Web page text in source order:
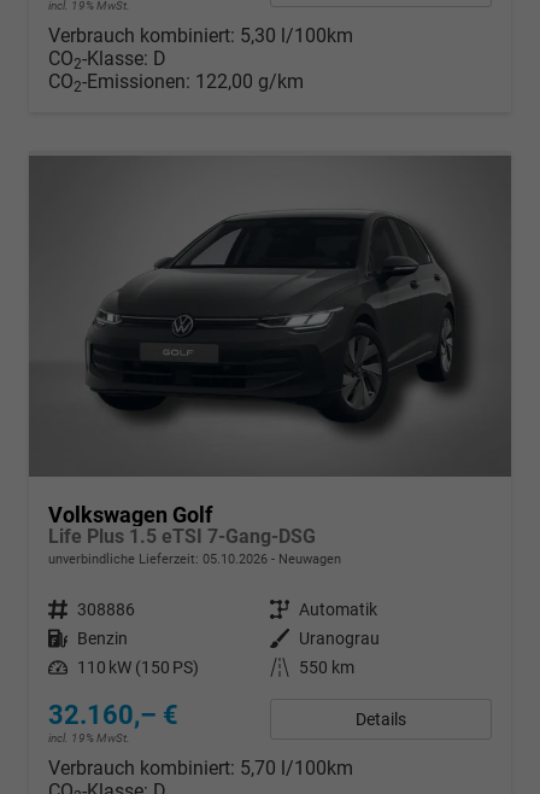
incl. 19% MwSt.
Verbrauch kombiniert: 5,30 l/100km
CO2-Klasse: D
CO2-Emissionen: 122,00 g/km
Volkswagen Golf
Life Plus 1.5 eTSI 7-Gang-DSG
unverbindliche Lieferzeit: 05.10.2026 Neuwagen
Fahrzeugnr. 308886 Getriebe Automatik
Kraftstoff Benzin Außenfarbe
Uranograu
Leistung 110 kW (150 PS) Kilometerstand 550 km
32.160,– €
incl. 19% MwSt.
Details
Verbrauch kombiniert: 5,70 l/100km